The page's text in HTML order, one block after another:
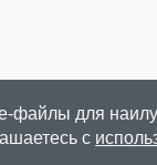
файлы для
с